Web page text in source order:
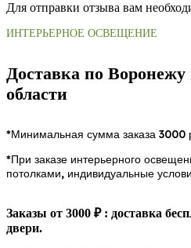
Для отправки отзыва вам
ИНТЕРЬЕРНОЕ ОСВЕЩЕНИЕ
Доставка по
области
*Минимальная сумма заказа 3000
*При заказе интерьерного
потолками, индивидуальные
Заказы от 3000 ₽ : доставка
двери.